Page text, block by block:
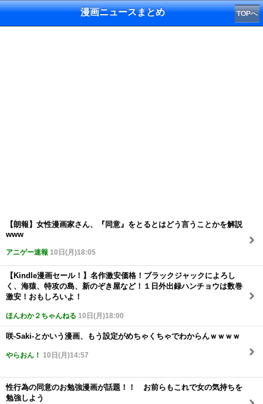
漫画ニュースまとめ TOPへ
【朗報】女性漫画家さん、『同意』をとるとはどう言うことかを解説
www
アニゲー速報 10日(月)18:05
【Kindle漫画セール！】名作激安価格！ブラックジャックによろし
く、海猿、特攻の島、新のぞき屋など！１日外出録ハンチョウは数巻
激安！おもしろいよ！
ほんわか２ちゃんねる 10日(月)18:00
咲-Saki-とかいう漫画、もう設定がめちゃくちゃでわからんｗｗｗｗ
やらおん！ 10日(月)14:57
性行為の同意のお勉強漫画が話題！！ お前らもこれで女の気持ちを
勉強しよう